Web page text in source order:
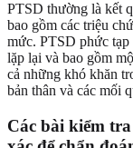
PTSD thường là kết
bao gồm các triệu
mức. PTSD phức tạp
lặp lại và bao gồm
cả những khó khăn
bản thân và các mối
Các bài kiểm